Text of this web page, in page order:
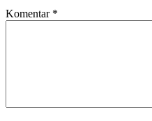
Komentar *